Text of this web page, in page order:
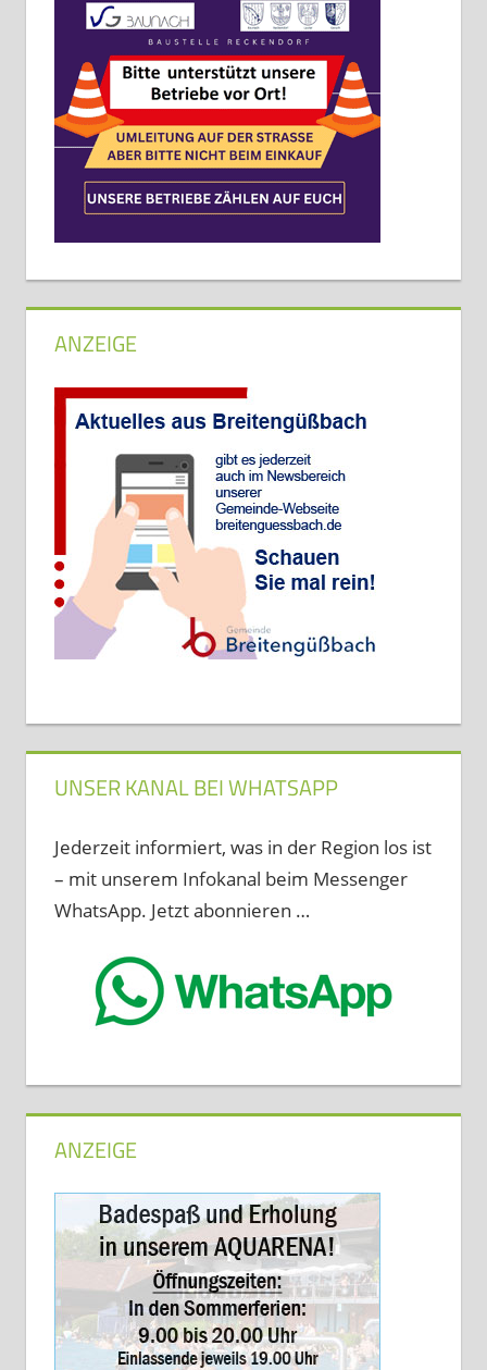
ANZEIGE
UNSER KANAL BEI WHATSAPP
Jederzeit informiert, was in der Region los ist
– mit unserem Infokanal beim Messenger
WhatsApp. Jetzt abonnieren …
ANZEIGE